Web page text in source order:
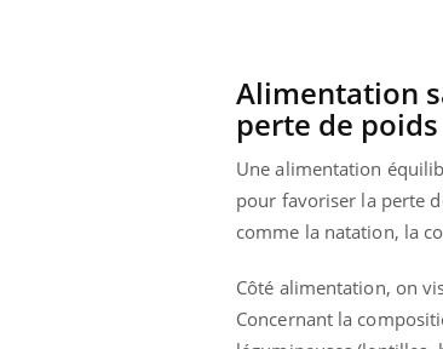
Alimentation
perte de poids
Une alimentation
pour favoriser la perte
comme la natation, la
Côté alimentation, on
Concernant la